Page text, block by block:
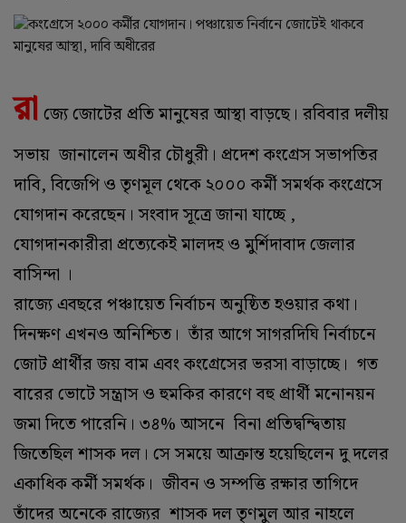
রা জ্যে জোটের প্রতি মানুষের আস্থা বাড়ছে। রবিবার দলীয়
সভায় জানালেন অধীর চৌধুরী। প্রদেশ কংগ্রেস সভাপতির
দাবি, বিজেপি ও তৃণমূল থেকে ২০০০ কর্মী সমর্থক কংগ্রেসে
যোগদান করেছেন। সংবাদ সূত্রে জানা যাচ্ছে ,
যোগদানকারীরা প্রত্যেকেই মালদহ ও মুর্শিদাবাদ জেলার
বাসিন্দা ।
রাজ্যে এবছরে পঞ্চায়েত নির্বাচন অনুষ্ঠিত হওয়ার কথা।
দিনক্ষণ এখনও অনিশ্চিত। তাঁর আগে সাগরদিঘি নির্বাচনে
জোট প্রার্থীর জয় বাম এবং কংগ্রেসের ভরসা বাড়াচ্ছে। গত
বারের ভোটে সন্ত্রাস ও হুমকির কারণে বহু প্রার্থী মনোনয়ন
জমা দিতে পারেনি। ৩৪% আসনে বিনা প্রতিদ্বন্দ্বিতায়
জিতেছিল শাসক দল। সে সময়ে আক্রান্ত হয়েছিলেন দু দলের
একাধিক কর্মী সমর্থক। জীবন ও সম্পত্তি রক্ষার তাগিদে
তাঁদের অনেকে রাজ্যের শাসক দল তৃণমুল আর নাহলে